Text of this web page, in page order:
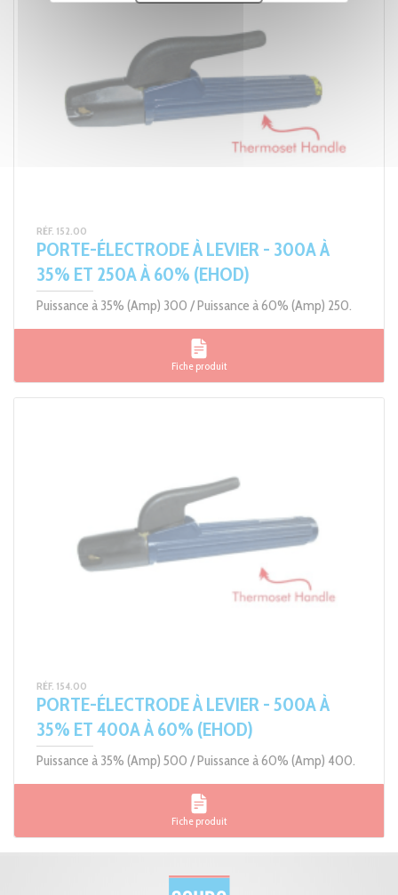
RÉF. 152.00
PORTE-ÉLECTRODE À LEVIER - 300A À
35% ET 250A À 60% (EHOD)
Puissance à 35% (Amp) 300 / Puissance à 60% (Amp) 250.
Fiche produit
RÉF. 154.00
PORTE-ÉLECTRODE À LEVIER - 500A À
35% ET 400A À 60% (EHOD)
Puissance à 35% (Amp) 500 / Puissance à 60% (Amp) 400.
Fiche produit